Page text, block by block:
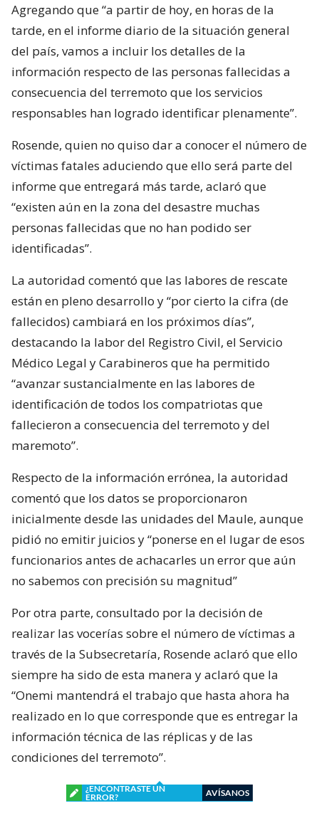
Agregando que “a partir de hoy, en horas de la
tarde, en el informe diario de la situación general
del país, vamos a incluir los detalles de la
información respecto de las personas fallecidas a
consecuencia del terremoto que los servicios
responsables han logrado identificar plenamente”.
Rosende, quien no quiso dar a conocer el número de
víctimas fatales aduciendo que ello será parte del
informe que entregará más tarde, aclaró que
“existen aún en la zona del desastre muchas
personas fallecidas que no han podido ser
identificadas”.
La autoridad comentó que las labores de rescate
están en pleno desarrollo y “por cierto la cifra (de
fallecidos) cambiará en los próximos días”,
destacando la labor del Registro Civil, el Servicio
Médico Legal y Carabineros que ha permitido
“avanzar sustancialmente en las labores de
identificación de todos los compatriotas que
fallecieron a consecuencia del terremoto y del
maremoto”.
Respecto de la información errónea, la autoridad
comentó que los datos se proporcionaron
inicialmente desde las unidades del Maule, aunque
pidió no emitir juicios y “ponerse en el lugar de esos
funcionarios antes de achacarles un error que aún
no sabemos con precisión su magnitud”
Por otra parte, consultado por la decisión de
realizar las vocerías sobre el número de víctimas a
través de la Subsecretaría, Rosende aclaró que ello
siempre ha sido de esta manera y aclaró que la
“Onemi mantendrá el trabajo que hasta ahora ha
realizado en lo que corresponde que es entregar la
información técnica de las réplicas y de las
condiciones del terremoto”.
¿ENCONTRASTE UN
ERROR?
AVÍSANOS